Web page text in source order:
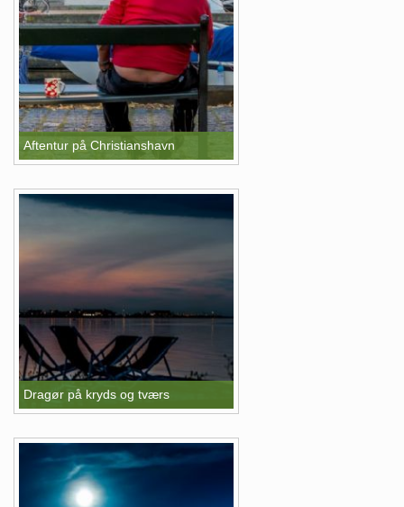
Aftentur på Christianshavn
Dragør på kryds og tværs